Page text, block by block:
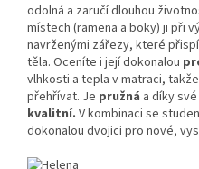
odolná a zaručí dlouhou
místech (ramena a boky) ji při
navrženými zářezy, které
těla. Oceníte i její dokonalou
vlhkosti a tepla v matraci,
přehřívat. Je pružná a díky
kvalitní. V kombinaci se
dokonalou dvojici pro nové,